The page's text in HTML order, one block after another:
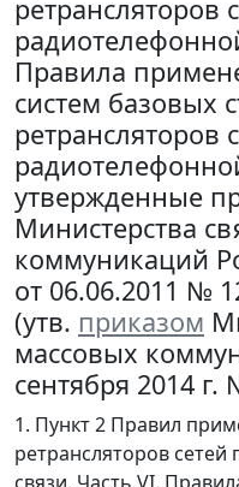
ретрансляторов
Правила
систем базовых
ретрансляторов
утвержденные
Министерства
коммуникаций
от 06.06.2011 №
(утв. приказом
массовых
сентября 2014 г.
1. Пункт 2 Правил
ретрансляторов